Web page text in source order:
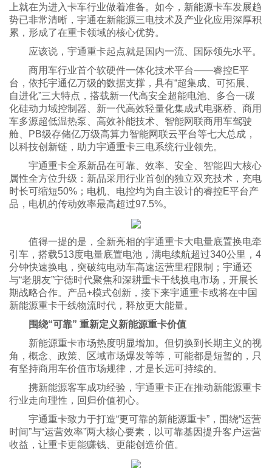
上就在为进入卡车行业做着准备。如今，新能源卡车发展趋
势已非常清晰，宇通在新能源三电技术及产业化应用深厚积
累，形成了在重卡领域的核心优势。
应该说，宇通重卡起点就是国内一流、国际领先水平。
商用车行业首个软硬件一体化技术平台——睿控E平
台，依托宇通亿万级的数据支撑，具有“超集成、可拓展、
自进化”三大特点，搭载新一代高安全超能电池、多合一碳
化硅动力域控制器、新一代高效轻量化集成式电驱桥、商用
车多源超低温热泵、高效补能技术、智能网联商用车驾驶
舱、PB级存储亿万级高算力智能网联云平台等七大总成，
以科技创新链，助力宇通重卡三电系统行业领先。
宇通重卡全系新品在可靠、效率、安全、智能四大核心
属性全方位升级：新品采用行业首创的独立双充技术，充电
时长可缩短50%；电机、电控均为自主设计的睿控E平台产
品，电机的传动效率最高超过97.5%。
值得一提的是，全新亮相的宇通重卡大电量底置换电牵
引车，搭载513度电量底置电池，满电续航超过340公里，4
分钟快速换电，突破纯电动车高速运营里程限制；宇通还
与“老朋友”宁德时代聚焦和深耕重卡干线换电市场，开展长
期战略合作。产品+模式创新，接下来宇通重卡或将在中国
新能源重卡干线物流时代，释放更大能量。
围绕“可靠” 重新定义新能源重卡价值
新能源重卡市场热度明显增加。但切换到长期主义的视
角，概念、政策、区域市场爆发等等，可能都是短暂的，只
有坚持商用车价值市场规律，才是长远可持续的。
携新能源客车成功经验，宇通重卡正在推动新能源重卡
行业走向理性，回归价值初心。
宇通重卡致力于打造“更可靠的新能源重卡”，围绕“运营
时间”与“运营效率”两大核心要素，以可靠基因提升客户运营
收益，让重卡更能赚钱、更能创造价值。